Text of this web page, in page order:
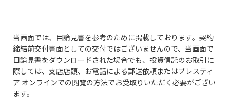
当画面では、目論見書を参考のために掲載しております。契約
締結前交付書面としての交付ではございませんので、当画面で
目論見書をダウンロードされた場合でも、投資信託のお取引に
際しては、支店店頭、お電話による郵送依頼またはプレスティ
ア オンラインでの閲覧の方法でお受取りいただく必要がござい
ます。